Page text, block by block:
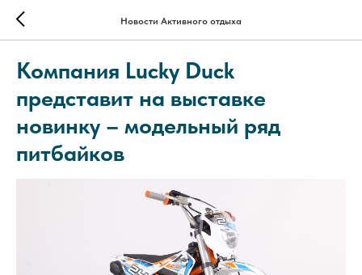
Новости Активного отдыха
Компания Lucky Duck
представит на выставке
новинку – модельный ряд
питбайков